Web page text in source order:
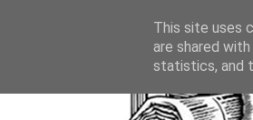
This site uses
are shared
statistics, and